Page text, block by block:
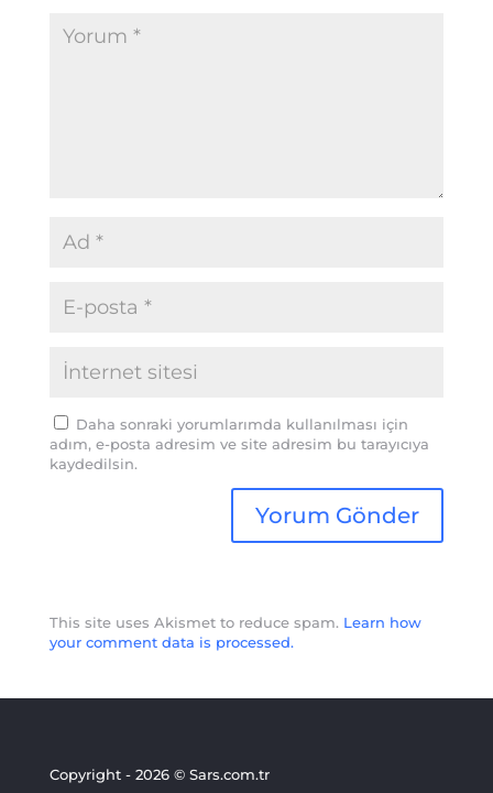
Daha sonraki yorumlarımda kullanılması için
adım, e-posta adresim ve site adresim bu tarayıcıya
kaydedilsin.
This site uses Akismet to reduce spam. Learn how
your comment data is processed.
Copyright - 2026 © Sars.com.tr